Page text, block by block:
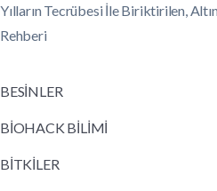
Yılların Tecrübesi İle Biriktirilen,
Rehberi
BESİNLER
BİOHACK BİLİMİ
BİTKİLER